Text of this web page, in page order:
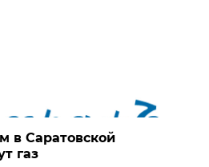
в Саратовской
газ